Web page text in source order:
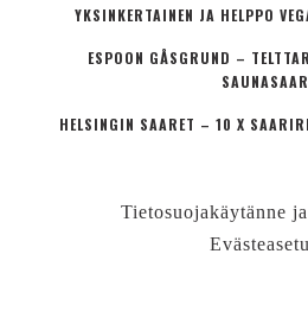
YKSINKERTAINEN JA HELPPO
ESPOON GÅSGRUND –
HELSINGIN SAARET – 10 X
Tietosuojakäytänne